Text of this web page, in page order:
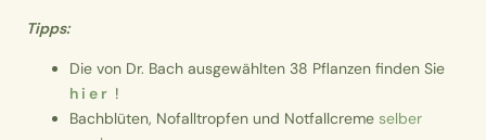
Tipps:
Die von Dr. Bach ausgewählten 38 Pflanzen finden Sie
h i e r !
Bachblüten, Nofalltropfen und Notfallcreme selber